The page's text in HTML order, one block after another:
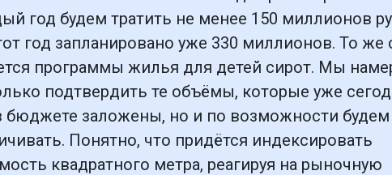
год будем тратить не менее 150 миллионов
год запланировано уже 330 миллионов. То же
программы жилья для детей сирот. Мы
подтвердить те объёмы, которые уже
бюджете заложены, но и по возможности будем
Понятно, что придётся индексировать
квадратного метра, реагируя на рыночную